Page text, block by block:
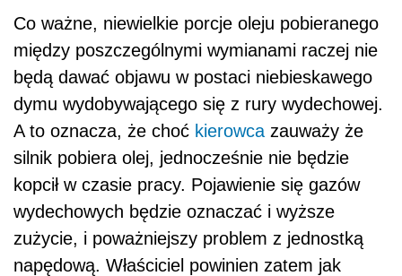
Co ważne, niewielkie porcje oleju pobieranego
między poszczególnymi wymianami raczej nie
będą dawać objawu w postaci niebieskawego
dymu wydobywającego się z rury wydechowej.
A to oznacza, że choć kierowca zauważy że
silnik pobiera olej, jednocześnie nie będzie
kopcił w czasie pracy. Pojawienie się gazów
wydechowych będzie oznaczać i wyższe
zużycie, i poważniejszy problem z jednostką
napędową. Właściciel powinien zatem jak